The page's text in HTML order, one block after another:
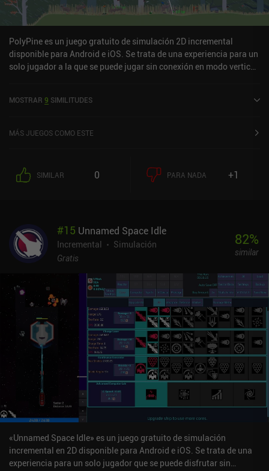
PolyPine es un juego gratuito de simulación 2D incremental
disponible para Android e iOS. Se trata de una experiencia para un
solo jugador a la que se puede jugar sin conexión en modo vertical.
actualmente una puntuación de 4,4 sobre 5,0 en Google Play y de
MOSTRAR 9 SIMILITUDES
MÁS JUEGOS COMO ESTE
SIMILAR 0 PARA NADA +1
#15 Unnamed Space Idle
Incremental
Simulación
Gratis
82%
similar
«Unnamed Space Idle» es un juego gratuito de simulación
incremental en 2D disponible para Android e iOS. Se trata de una
experiencia para un solo jugador que se puede disfrutar sin